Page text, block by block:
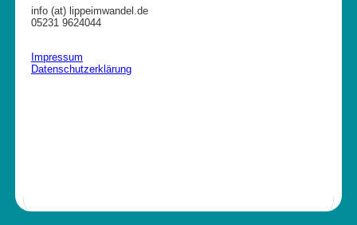
info (at) lippeimwandel.de
05231 9624044
Impressum
Datenschutzerklärung